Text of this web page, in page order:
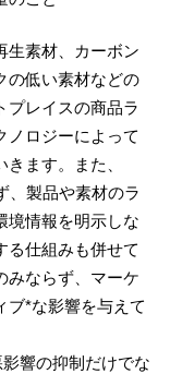
生素材、カーボン
の低い素材などの
プレイスの商品ラ
ノロジーによって
ます。また、
、製品や素材のラ
境情報を明示しな
る仕組みも併せて
みならず、マーケ
ブ*な影響を与えて
響の抑制だけでな